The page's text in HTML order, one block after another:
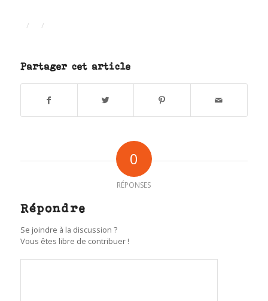
/ /
Partager cet article
0
RÉPONSES
Répondre
Se joindre à la discussion ?
Vous êtes libre de contribuer !